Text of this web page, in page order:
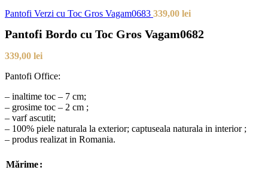
Pantofi Verzi cu Toc Gros Vagam0683 339,00 lei
Pantofi Bordo cu Toc Gros Vagam0682
339,00 lei
Pantofi Office:
– inaltime toc – 7 cm;
– grosime toc – 2 cm ;
– varf ascutit;
– 100% piele naturala la exterior; captuseala naturala in interior ;
– produs realizat in Romania.
Mărime